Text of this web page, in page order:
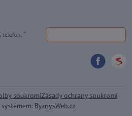
soukromíZásady ochrany soukromí
ByznysWeb.cz